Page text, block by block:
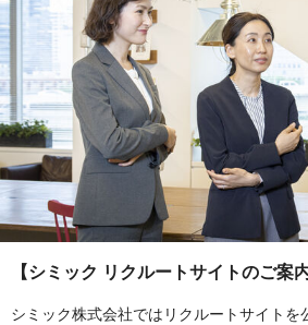
【シミック リクルートサイトのご案内
シミック株式会社ではリクルートサイトを